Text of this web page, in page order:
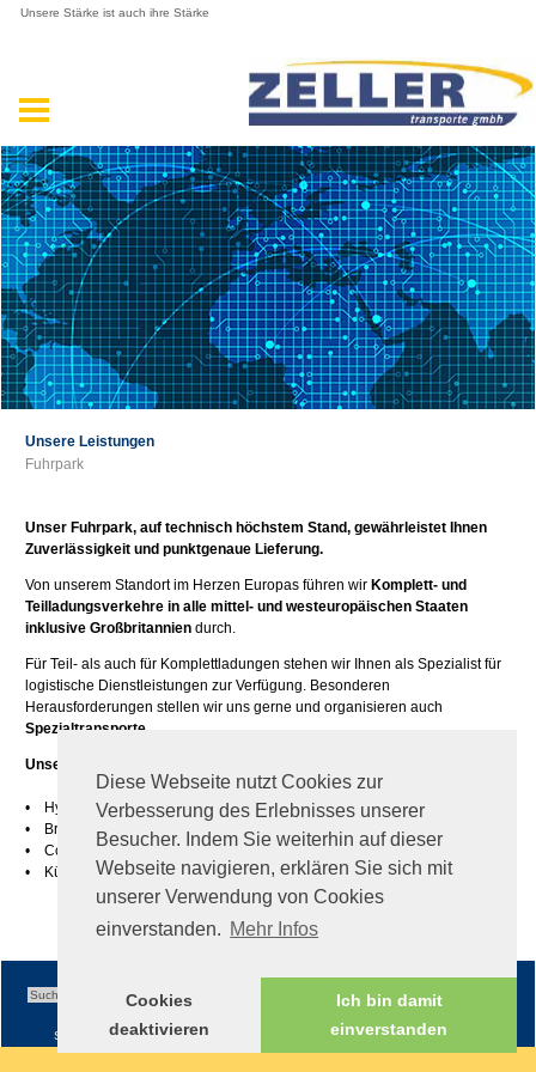
Diese Webseite nutzt Cookies zur
Verbesserung des Erlebnisses unserer
Besucher. Indem Sie weiterhin auf dieser
Webseite navigieren, erklären Sie sich mit
unserer Verwendung von Cookies
einverstanden. Mehr Infos
Cookies
deaktivieren
Ich bin damit
einverstanden
Unsere Stärke ist auch ihre Stärke
Unsere Leistungen
Fuhrpark
Unser Fuhrpark, auf technisch höchstem Stand, gewährleistet Ihnen
Zuverlässigkeit und punktgenaue Lieferung.
Von unserem Standort im Herzen Europas führen wir Komplett- und
Teilladungsverkehre in alle mittel- und westeuropäischen Staaten
inklusive Großbritannien durch.
Für Teil- als auch für Komplettladungen stehen wir Ihnen als Spezialist für
logistische Dienstleistungen zur Verfügung. Besonderen
Herausforderungen stellen wir uns gerne und organisieren auch
Spezialtransporte.
Unsere Leistungen für Spezialtransporte:
• Hydraulische Schrägverladung (bis zu 4 Meter Bleche)
• Breitverladung (bis 3 Meter)
• Coils-Mulde
• Kühlauflieger (TK-fähig bis zu -20 Grad)
Sitemap Impressum| AGB